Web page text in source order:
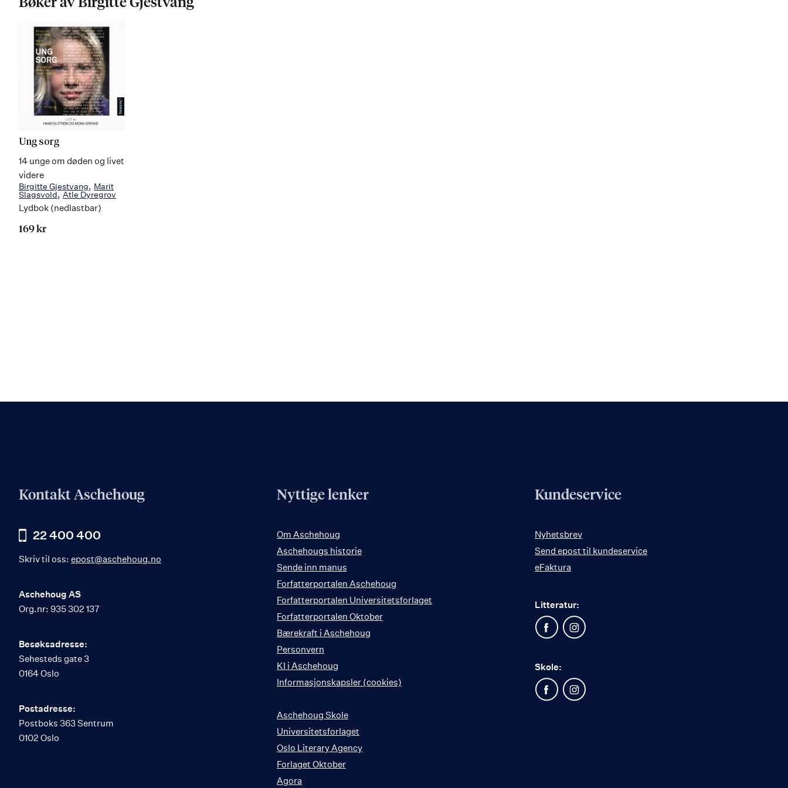
Bøker av Birgitte Gjestvang
Ung sorg
14 unge om døden og livet
videre
Birgitte Gjestvang
Marit
Slagsvold Atle Dyregrov
Lydbok (nedlastbar)
169 kr
Kontakt Aschehoug
22 400 400
Skriv til oss: epost@aschehoug.no
Aschehoug AS
Org.nr: 935 302 137
Besøksadresse:
Sehesteds gate 3
0164 Oslo
Postadresse:
Postboks 363 Sentrum
0102 Oslo
Nyttige lenker
Om Aschehoug
Aschehougs historie
Sende inn manus
Forfatterportalen Aschehoug
Forfatterportalen Universitetsforlaget
Forfatterportalen Oktober
Bærekraft i Aschehoug
Personvern
KI i Aschehoug
Informasjonskapsler (cookies)
Aschehoug Skole
Universitetsforlaget
Oslo Literary Agency
Forlaget Oktober
Agora
Kundeservice
Nyhetsbrev
Send epost til kundeservice
eFaktura
Litteratur:
Skole: